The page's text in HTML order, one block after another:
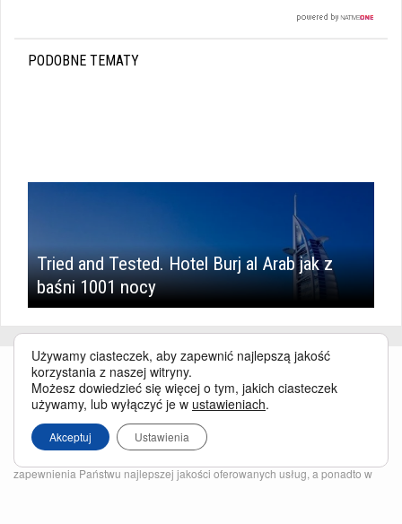
PODOBNE TEMATY
Tried and Tested. Hotel Burj al Arab jak z
baśni 1001 nocy
Serwis BusinessTraveller.pl wykorzystuje pliki cookies
technologie o analogicznym charakterze, przede wszystkim w celu
zapewnienia Państwu najlepszej jakości oferowanych usług, a ponadto w
Używamy ciasteczek, aby zapewnić najlepszą jakość
korzystania z naszej witryny.
Możesz dowiedzieć się więcej o tym, jakich ciasteczek
używamy, lub wyłączyć je w ustawieniach.
Akceptuj Ustawienia